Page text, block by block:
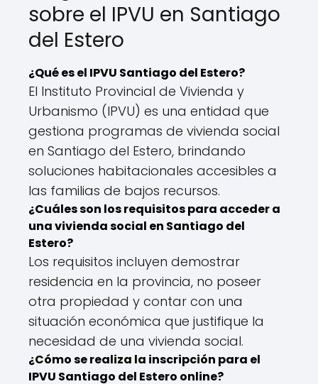
sobre el IPVU en Santiago
del Estero
¿Qué es el IPVU Santiago del Estero?
El Instituto Provincial de Vivienda y
Urbanismo (IPVU) es una entidad que
gestiona programas de vivienda social
en Santiago del Estero, brindando
soluciones habitacionales accesibles a
las familias de bajos recursos.
¿Cuáles son los requisitos para acceder a
una vivienda social en Santiago del
Estero?
Los requisitos incluyen demostrar
residencia en la provincia, no poseer
otra propiedad y contar con una
situación económica que justifique la
necesidad de una vivienda social.
¿Cómo se realiza la inscripción para el
IPVU Santiago del Estero online?